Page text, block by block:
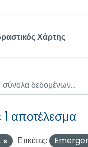
Χάρτης
1 αποτέλεσμα
Ετικέτες: